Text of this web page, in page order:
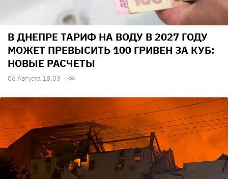
В ДНЕПРЕ ТАРИФ НА ВОДУ В 2027 ГОДУ
МОЖЕТ ПРЕВЫСИТЬ 100 ГРИВЕН ЗА КУБ:
НОВЫЕ РАСЧЕТЫ
06 Августа 18:03